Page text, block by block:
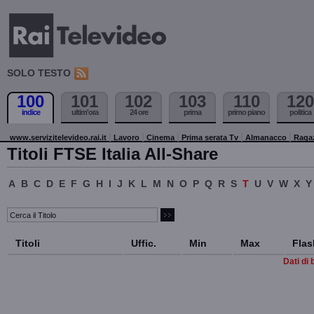
SOLO TESTO
100
indice
101
ultim'ora
102
24 ore
103
prima
110
primo piano
120
politica
www.servizitelevideo.rai.it Lavoro Cinema Prima serata Tv Almanacco
Titoli FTSE Italia All-Share
A B C D E F G H I J K L M N O P Q R S T U V W X Y
Titoli Uffic. Min Max
Dati di